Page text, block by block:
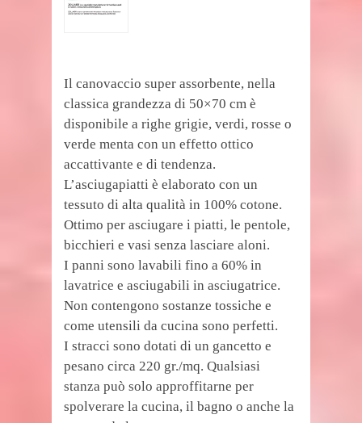
Il canovaccio super assorbente, nella
classica grandezza di 50×70 cm è
disponibile a righe grigie, verdi, rosse o
verde menta con un effetto ottico
accattivante e di tendenza.
L’asciugapiatti è elaborato con un
tessuto di alta qualità in 100% cotone.
Ottimo per asciugare i piatti, le pentole,
bicchieri e vasi senza lasciare aloni.
I panni sono lavabili fino a 60% in
lavatrice e asciugabili in asciugatrice.
Non contengono sostanze tossiche e
come utensili da cucina sono perfetti.
I stracci sono dotati di un gancetto e
pesano circa 220 gr./mq. Qualsiasi
stanza può solo approffitarne per
spolverare la cucina, il bagno o anche la